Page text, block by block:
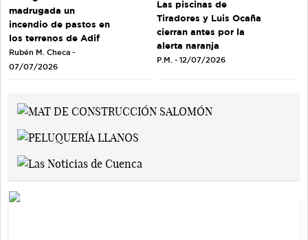
madrugada un
incendio de pastos en
los terrenos de Adif
Rubén M. Checa -
07/07/2026
Las piscinas de
Tiradores y Luis Ocaña
cierran antes por la
alerta naranja
P.M. - 12/07/2026